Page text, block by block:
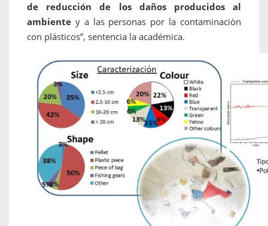
de reducción de los daños producidos al
ambiente y a las personas por la contaminación
con plásticos”, sentencia la académica.